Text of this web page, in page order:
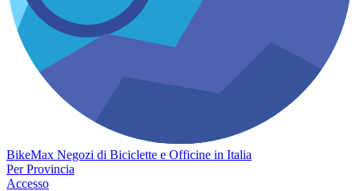
BikeMax Negozi di Biciclette e Officine in Italia
Per Provincia
Accesso